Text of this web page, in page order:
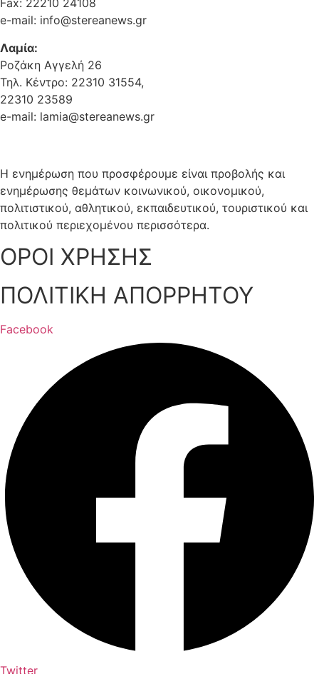
Fax: 22210 24108
e-mail: info@stereanews.gr
Λαμία:
Ροζάκη Αγγελή 26
Τηλ. Κέντρο: 22310 31554,
22310 23589
e-mail: lamia@stereanews.gr
Η ενημέρωση που προσφέρουμε είναι προβολής και
ενημέρωσης θεμάτων κοινωνικού, οικονομικού,
πολιτιστικού, αθλητικού, εκπαιδευτικού, τουριστικού και
πολιτικού περιεχομένου περισσότερα.
ΟΡΟΙ ΧΡΗΣΗΣ
ΠΟΛΙΤΙΚΗ ΑΠΟΡΡΗΤΟΥ
Facebook
Twitter